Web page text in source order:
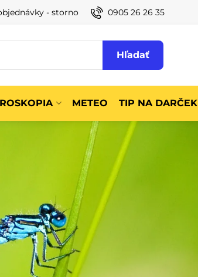
- storno 0905 26 26 35
Hľadať
METEO TIP NA DARČEK